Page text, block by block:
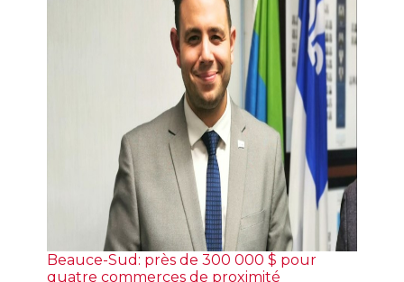
Beauce-Sud: près de 300 000 $ pour
quatre commerces de proximité